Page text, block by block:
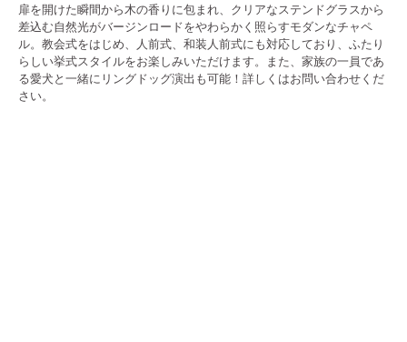
扉を開けた瞬間から木の香りに包まれ、クリアなステンドグラスから
差込む自然光がバージンロードをやわらかく照らすモダンなチャペ
ル。教会式をはじめ、人前式、和装人前式にも対応しており、ふたり
らしい挙式スタイルをお楽しみいただけます。また、家族の一員であ
る愛犬と一緒にリングドッグ演出も可能！詳しくはお問い合わせくだ
さい。